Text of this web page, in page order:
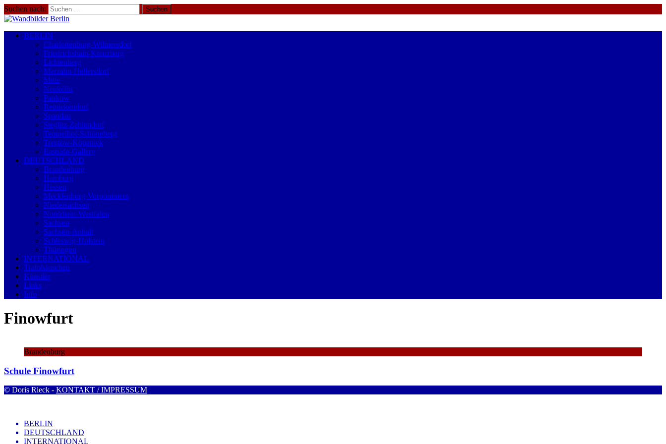
Suchen nach:
BERLIN
Charlottenburg-Wilmersdorf
Friedrichshain-Kreuzberg
Lichtenberg
Marzahn-Hellersdorf
Mitte
Neukölln
Pankow
Reinickendorf
Spandau
Steglitz-Zehlendorf
Tempelhof-Schöneberg
Treptow-Köpenick
Eastside-Gallery
DEUTSCHLAND
Brandenburg
Hamburg
Hessen
Mecklenburg-Vorpommern
Niedersachsen
Nordrhein-Westfalen
Sachsen
Sachsen-Anhalt
Schleswig-Holstein
Thüringen
INTERNATIONAL
Trafohäuschen
Künstler
Links
Info
Finowfurt
Brandenburg
Schule Finowfurt
© Doris Rieck - KONTAKT / IMPRESSUM
BERLIN
DEUTSCHLAND
INTERNATIONAL